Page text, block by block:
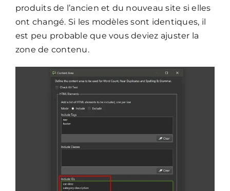
produits de l’ancien et du nouveau site si elles
ont changé. Si les modèles sont identiques, il
est peu probable que vous deviez ajuster la
zone de contenu.